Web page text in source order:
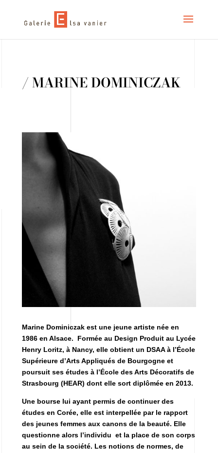
/ MARINE DOMINICZAK
Marine Dominiczak est une jeune artiste née en
1986 en Alsace. Formée au Design Produit au Lycée
Henry Loritz, à Nancy, elle obtient un DSAA à l’École
Supérieure d’Arts Appliqués de Bourgogne et
poursuit ses études à l’École des Arts Décoratifs de
Strasbourg (HEAR) dont elle sort diplômée en 2013.
Une bourse lui ayant permis de continuer des
études en Corée, elle est interpellée par le rapport
des jeunes femmes aux canons de la beauté. Elle
questionne alors l’individu et la place de son corps
au sein de la société. Les notions de normes, de